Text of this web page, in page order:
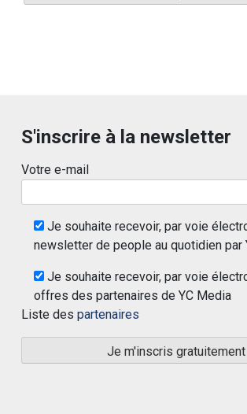
S'inscrire à la newsletter
Votre e-mail
Je souhaite recevoir, par voie
newsletter de people au quotidien par
Je souhaite recevoir, par voie
offres des partenaires de YC Media
Liste des partenaires